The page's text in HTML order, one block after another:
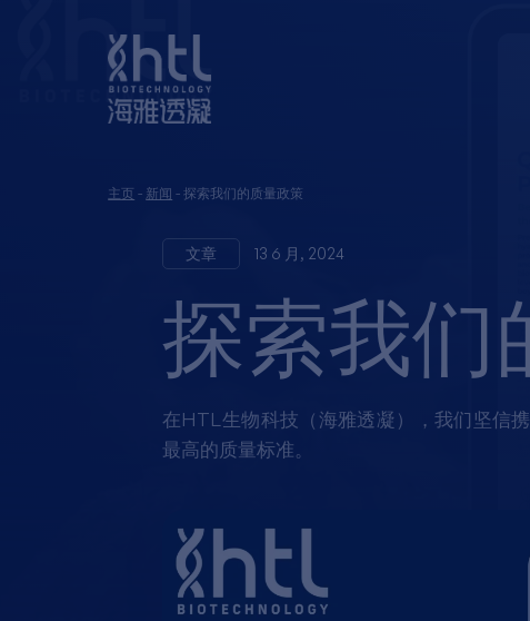
主页 - 新闻 -探索我们的质量政策
文章 13 6 月, 2024
探索我们
在HTL生物科技（海雅透凝），我们坚信
最高的质量标准。